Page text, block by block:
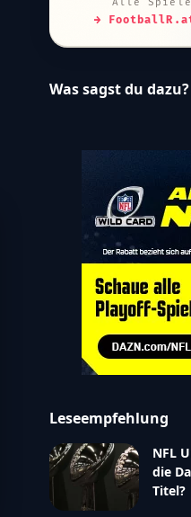
→
Was sagst du dazu?
Leseempfehlung
NFL
die
Titel?